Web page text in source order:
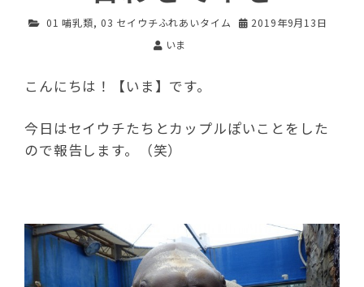
01 哺乳類, 03 セイウチふれあいタイム
2019年9月13日
いま
こんにちは！【いま】です。
今日はセイウチたちとカップルぽいことをした
ので報告します。（笑）